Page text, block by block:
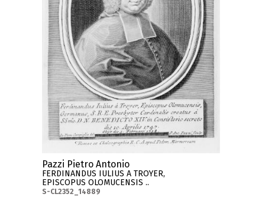
Pazzi Pietro Antonio
FERDINANDUS IULIUS A TROYER,
EPISCOPUS OLOMUCENSIS ..
S-CL2352_14889